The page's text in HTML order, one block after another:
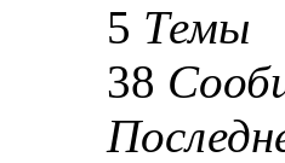
5 Темы
38